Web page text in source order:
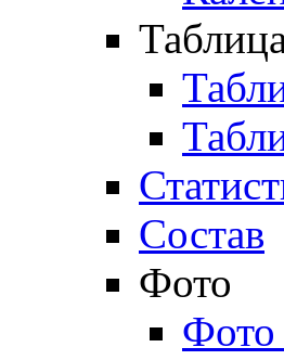
Состав
Фото
Фото